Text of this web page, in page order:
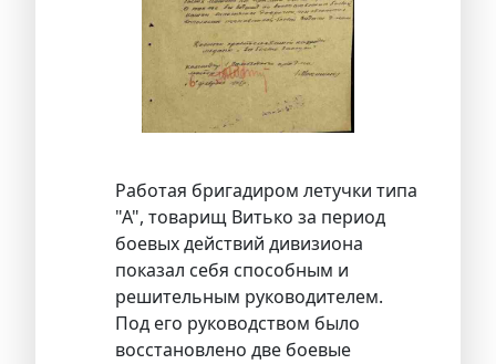
Работая бригадиром летучки типа
"А", товарищ Витько за период
боевых действий дивизиона
показал себя способным и
решительным руководителем.
Под его руководством было
восстановлено две боевые